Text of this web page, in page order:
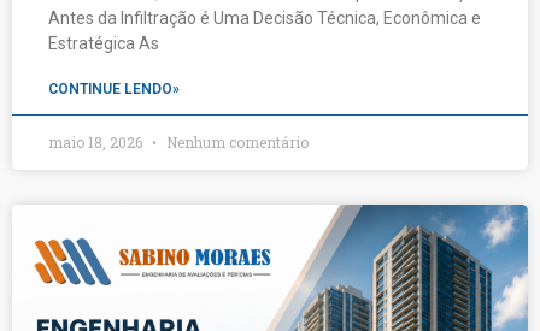
Antes da Infiltração é Uma Decisão Técnica, Econômica e
Estratégica As
CONTINUE LENDO»
maio 18, 2026 Nenhum comentário